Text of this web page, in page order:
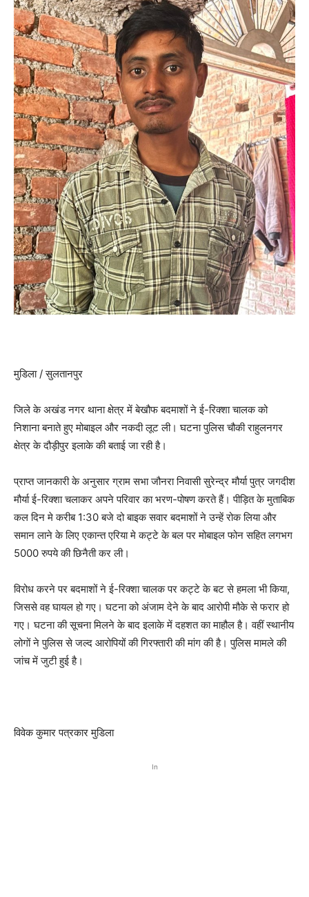
मुडिला / सुलतानपुर
जिले के अखंड नगर थाना क्षेत्र में बेखौफ बदमाशों ने ई-रिक्शा चालक को
निशाना बनाते हुए मोबाइल और नकदी लूट ली। घटना पुलिस चौकी राहुलनगर
क्षेत्र के दौड़ीपुर इलाके की बताई जा रही है।
प्राप्त जानकारी के अनुसार ग्राम सभा जौनरा निवासी सुरेन्द्र मौर्या पुत्र जगदीश
मौर्या ई-रिक्शा चलाकर अपने परिवार का भरण-पोषण करते हैं। पीड़ित के मुताबिक
कल दिन मे करीब 1:30 बजे दो बाइक सवार बदमाशों ने उन्हें रोक लिया और
समान लाने के लिए एकान्त एरिया मे कट्टे के बल पर मोबाइल फोन सहित लगभग
5000 रुपये की छिनैती कर ली।
विरोध करने पर बदमाशों ने ई-रिक्शा चालक पर कट्टे के बट से हमला भी किया,
जिससे वह घायल हो गए। घटना को अंजाम देने के बाद आरोपी मौके से फरार हो
गए। घटना की सूचना मिलने के बाद इलाके में दहशत का माहौल है। वहीं स्थानीय
लोगों ने पुलिस से जल्द आरोपियों की गिरफ्तारी की मांग की है। पुलिस मामले की
जांच में जुटी हुई है।
विवेक कुमार पत्रकार मुडिला
In